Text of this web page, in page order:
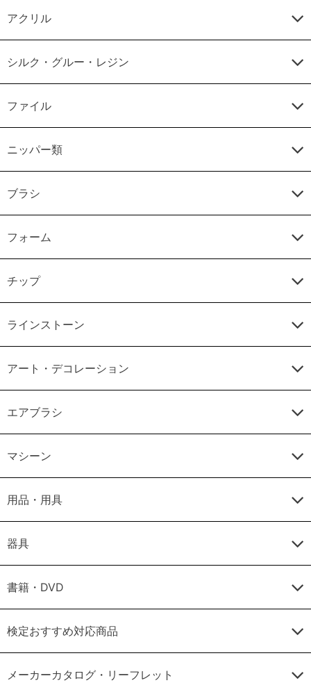
アクリル
シルク・グルー・レジン
ファイル
ニッパー類
ブラシ
フォーム
チップ
ラインストーン
アート・デコレーション
エアブラシ
マシーン
用品・用具
器具
書籍・DVD
検定おすすめ対応商品
メーカーカタログ・リーフレット